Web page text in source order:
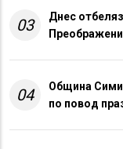
03
Днес
04
Община
по повод